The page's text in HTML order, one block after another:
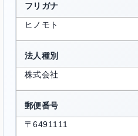
フリガナ
ヒノモト
法人種別
株式会社
郵便番号
〒6491111